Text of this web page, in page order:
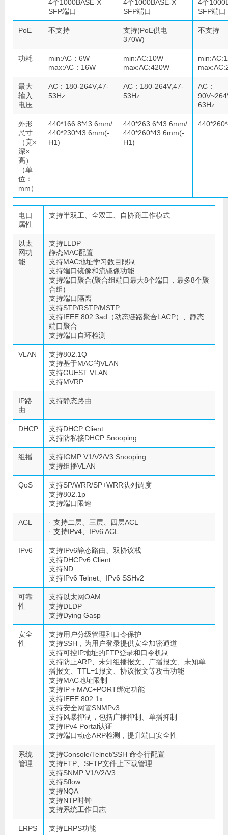
4个1000BASE-X
SFP端口
4个1000BASE-X
SFP端口
4个
SFP端口
PoE 不支持
支持(PoE供电
370W)
不支持
功耗
min:AC：6W
max:AC：16W
min:AC:10W
max:AC:420W
最大
输入
电压
AC：180-264V,47-
53Hz
AC：180-264V,47-
53Hz
AC：
63Hz
外形
尺寸
（宽×
深×
高）
（单
位：
mm）
440*166.8*43.6mm/
440*230*43.6mm(-
H1)
440*263.6*43.6mm/
440*260*43.6mm(-
H1)
电口
属性
支持半双工、全双工、自协商工作模式
以太
网功
能
支持LLDP
静态MAC配置
支持MAC地址学习数目限制
支持端口镜像和流镜像功能
支持端口聚合(聚合组端口最大8个端口，最多8个聚
合组)
支持端口隔离
支持STP/RSTP/MSTP
支持IEEE 802.3ad（动态链路聚合LACP）、静态
端口聚合
支持端口自环检测
VLAN
支持802.1Q
支持基于MAC的VLAN
支持GUEST VLAN
支持MVRP
IP路
由
支持静态路由
DHCP
支持DHCP Client
支持防私接DHCP Snooping
组播
支持IGMP V1/V2/V3 Snooping
支持组播VLAN
QoS
支持SP/WRR/SP+WRR队列调度
支持802.1p
支持端口限速
ACL
· 支持二层、三层、四层ACL
· 支持IPv4、IPv6 ACL
IPv6
支持IPv6静态路由、双协议栈
支持DHCPv6 Client
支持ND
支持IPv6 Telnet、IPv6 SSHv2
可靠
性
支持以太网OAM
支持DLDP
支持Dying Gasp
安全
性
支持用户分级管理和口令保护
支持SSH，为用户登录提供安全加密通道
支持可控IP地址的FTP登录和口令机制
支持防止ARP、未知组播报文、广播报文、未知单
播报文、TTL=1报文、协议报文等攻击功能
支持MAC地址限制
支持IP＋MAC+PORT绑定功能
支持IEEE 802.1x
支持安全网管SNMPv3
支持风暴抑制，包括广播抑制、单播抑制
支持IPv4 Portal认证
支持端口动态ARP检测，提升端口安全性
系统
管理
支持Console/Telnet/SSH 命令行配置
支持FTP、SFTP文件上下载管理
支持SNMP V1/V2/V3
支持Sflow
支持NQA
支持NTP时钟
支持系统工作日志
ERPS 支持ERPS功能